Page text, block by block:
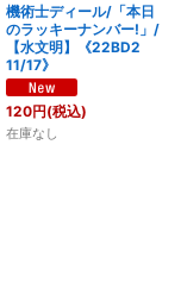
機術士ディール/「本日
のラッキーナンバー!」/
【水文明】《22BD2
11/17》
120円(税込)
在庫なし